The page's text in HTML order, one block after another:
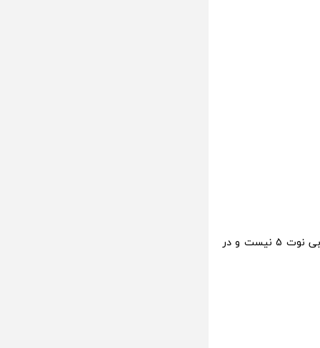
با وجود داشتن یک باتری که به طور قابل توجهی بزرگتر می باشد، عمر باتری آن به خوبی نوت 5 نیست و در